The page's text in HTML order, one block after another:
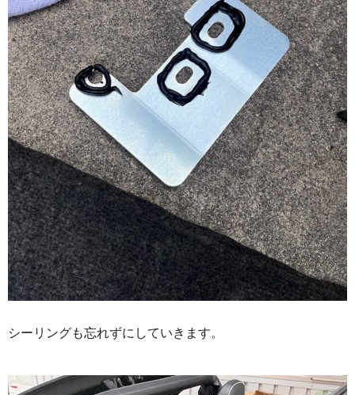
シーリングも忘れずにしていきます。